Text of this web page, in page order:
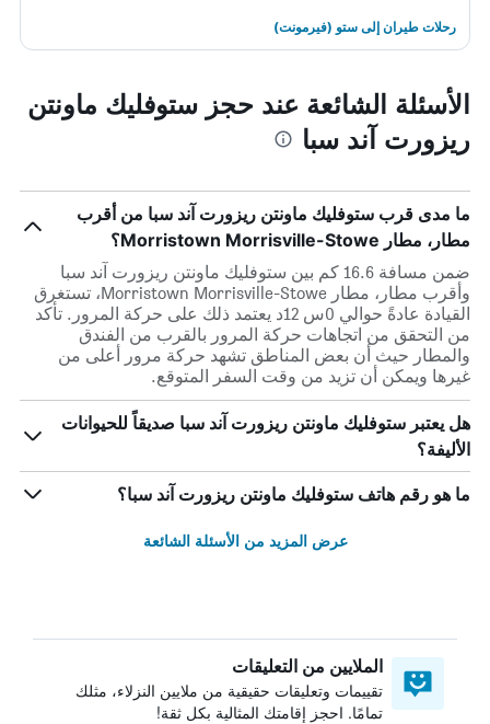
رحلات طيران إلى ستو (فيرمونت)
الأسئلة الشائعة عند حجز ستوفليك ماونتن
ريزورت آند سبا
ما مدى قرب ستوفليك ماونتن ريزورت آند سبا من أقرب
مطار، مطار Morristown Morrisville-Stowe؟
ضمن مسافة 16.6 كم بين ستوفليك ماونتن ريزورت آند سبا
وأقرب مطار، مطار Morristown Morrisville-Stowe، تستغرق
القيادة عادةً حوالي 0س 12د يعتمد ذلك على حركة المرور. تأكد
من التحقق من اتجاهات حركة المرور بالقرب من الفندق
والمطار حيث أن بعض المناطق تشهد حركة مرور أعلى من
غيرها ويمكن أن تزيد من وقت السفر المتوقع.
هل يعتبر ستوفليك ماونتن ريزورت آند سبا صديقاً للحيوانات
الأليفة؟
ما هو رقم هاتف ستوفليك ماونتن ريزورت آند سبا؟
عرض المزيد من الأسئلة الشائعة
الملايين من التعليقات
تقييمات وتعليقات حقيقية من ملايين النزلاء، مثلك
تمامًا. احجز إقامتك المثالية بكل ثقة!